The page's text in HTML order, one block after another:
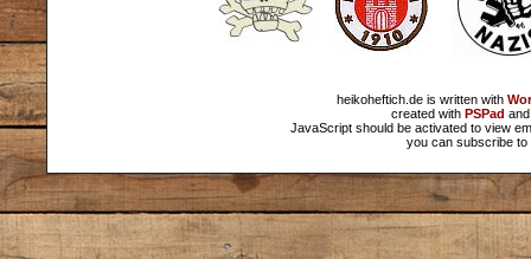
heikoheftich.de is written with
created with PSPad
JavaScript should be activated to view
you can subscribe